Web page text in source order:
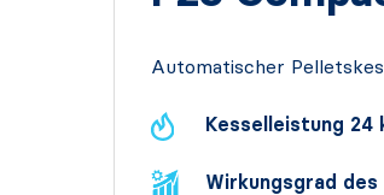
Automatischer
Kesselleistung 24
Wirkungsgrad des